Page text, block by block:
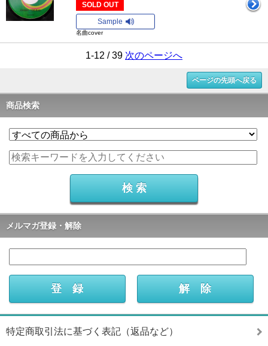
SOLD OUT
Sample
名曲cover
1-12 / 39 次のページへ
ページの先頭へ戻る
商品検索
メルマガ登録・解除
特定商取引法に基づく表記（返品など）